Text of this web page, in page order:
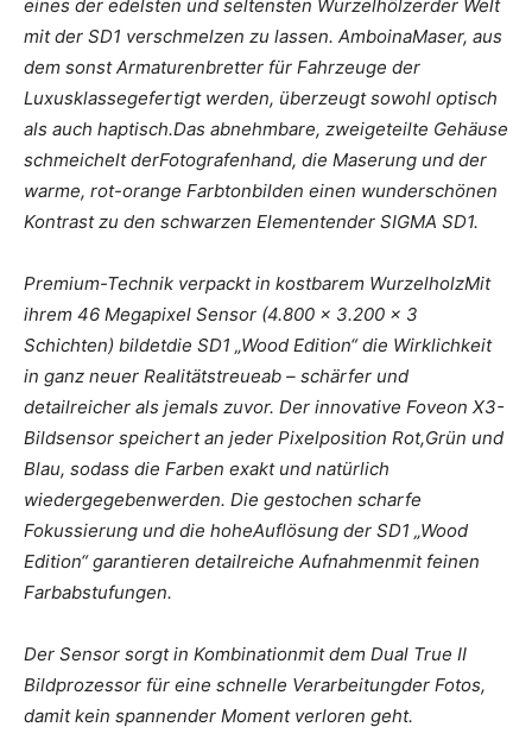
eines der edelsten und seltensten Wurzelhölzerder Welt
mit der SD1 verschmelzen zu lassen. AmboinaMaser, aus
dem sonst Armaturenbretter für Fahrzeuge der
Luxusklassegefertigt werden, überzeugt sowohl optisch
als auch haptisch.Das abnehmbare, zweigeteilte Gehäuse
schmeichelt derFotografenhand, die Maserung und der
warme, rot-orange Farbtonbilden einen wunderschönen
Kontrast zu den schwarzen Elementender SIGMA SD1.
Premium-Technik verpackt in kostbarem WurzelholzMit
ihrem 46 Megapixel Sensor (4.800 x 3.200 x 3
Schichten) bildetdie SD1 „Wood Edition“ die Wirklichkeit
in ganz neuer Realitätstreueab – schärfer und
detailreicher als jemals zuvor. Der innovative Foveon X3-
Bildsensor speichert an jeder Pixelposition Rot,Grün und
Blau, sodass die Farben exakt und natürlich
wiedergegebenwerden. Die gestochen scharfe
Fokussierung und die hoheAuflösung der SD1 „Wood
Edition“ garantieren detailreiche Aufnahmenmit feinen
Farbabstufungen.
Der Sensor sorgt in Kombinationmit dem Dual True II
Bildprozessor für eine schnelle Verarbeitungder Fotos,
damit kein spannender Moment verloren geht.